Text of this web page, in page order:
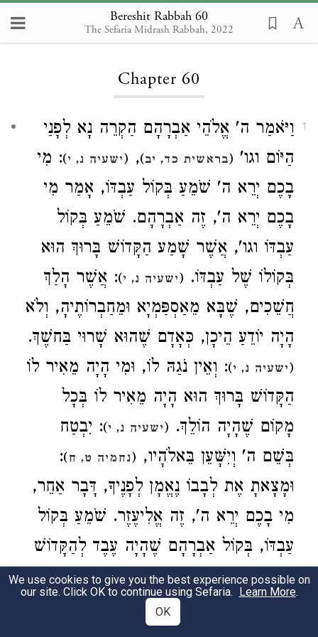
Bereshit Rabbah 60
The Sefaria Midrash Rabbah, 2022
Loading...
Chapter 60
1
וַיֹּאמַר ה' אֱלֹהֵי אַבְרָהָם הַקְרֵה נָא לְפָנַי
הַיּוֹם וגו' (בראשית כד, יב)
,
(ישעיה נ, י): מִי
בָכֶם יְרֵא ה' שֹׁמֵעַ בְּקוֹל עַבְדּוֹ, אָמַר מִי
בָכֶם יְרֵא ה', זֶה אַבְרָהָם. שֹׁמֵעַ בְּקוֹל
עַבְדּוֹ וגו', אֲשֶׁר שָׁמַע הַקָּדוֹשׁ בָּרוּךְ הוּא
בְּקוֹלוֹ שֶׁל עַבְדּוֹ. (ישעיה נ, י): אֲשֶׁר הָלַךְ
חֲשֵׁכִים, שֶׁבָּא מֵאַסְפַּמְיָא וּמֵחַבְרוֹתֶיהָ, וְלֹא
הָיָה יוֹדֵעַ הֵיכָן, כְּאָדָם שֶׁהוּא שָׁרוּי בַּחשֶׁךְ.
(ישעיה נ, י): וְאֵין נֹגַהּ לוֹ, וּמִי הָיָה מֵאִיר לוֹ
הַקָּדוֹשׁ בָּרוּךְ הוּא הָיָה מֵאִיר לוֹ בְּכָל
מָקוֹם שֶׁהָיָה הוֹלֵךְ. (ישעיה נ, י): יִבְטַח
בְּשֵׁם ה' וְיִשָּׁעֵן בֵּאלֹהָיו, (נחמיה ט, ח)
:
וּמָצָאתָ אֶת לְבָבוֹ נֶאֱמָן לְפָנֶיךָ, דָּבָר אַחֵר,
מִי בָכֶם יְרֵא ה', זֶה אֱלִיעֶזֶר. שֹׁמֵעַ בְּקוֹל
עַבְדּוֹ, בְּקוֹל אַבְרָהָם שֶׁהָיָה עֶבֶד לְהַקָּדוֹשׁ
בָּרוּךְ הוּא, שֶׁנֶּאֱמַר(בראשית כו, כד)
:
בַּעֲבוּר אַבְרָהָם עַבְדִּי. אֲשֶׁר הָלַךְ חֲשֵׁכִים,
We use cookies to give you the best experience possible on
our site. Click OK to continue using Sefaria. Learn More.
OK